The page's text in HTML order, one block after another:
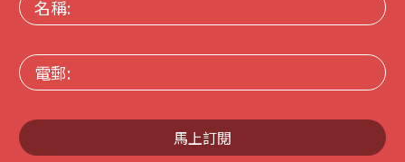
稱:
電
郵:
馬上訂閱